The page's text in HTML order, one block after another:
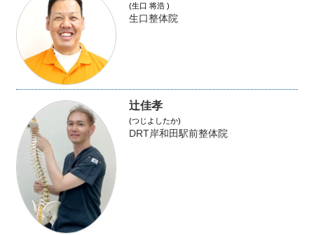
(生口 将浩 )
生口整体院
辻佳孝
(つじよしたか)
DRT岸和田駅前整体院